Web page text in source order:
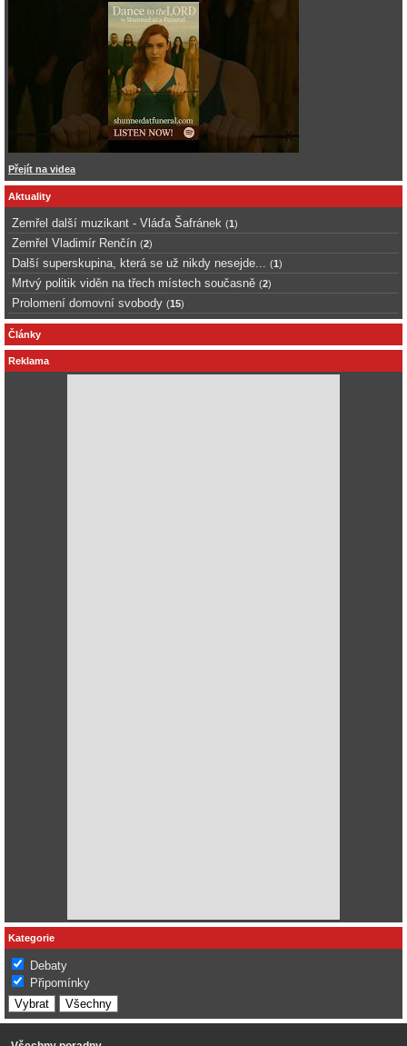
Přejít na videa
Aktuality
Zemřel další muzikant - Vláďa Šafránek (1)
Zemřel Vladimír Renčín (2)
Další superskupina, která se už nikdy nesejde... (1)
Mrtvý politik viděn na třech místech současně (2)
Prolomení domovní svobody (15)
Články
Reklama
Kategorie
Debaty
Připomínky